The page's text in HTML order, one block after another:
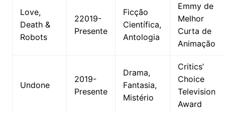
Love,
Death &
Robots
22019-
Presente
Ficção
Científica,
Antologia
Emmy de
Melhor
Curta de
Animação
Undone
2019-
Presente
Drama,
Fantasia,
Mistério
Critics’
Choice
Television
Award